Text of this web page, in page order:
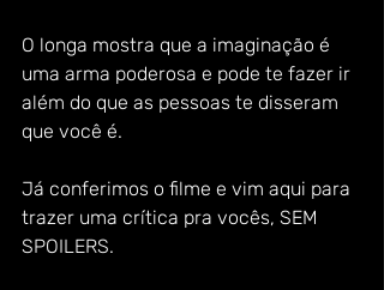
O longa mostra que a imaginação é
uma arma poderosa e pode te fazer ir
além do que as pessoas te disseram
que você é.
Já conferimos o filme e vim aqui para
trazer uma crítica pra vocês, SEM
SPOILERS.